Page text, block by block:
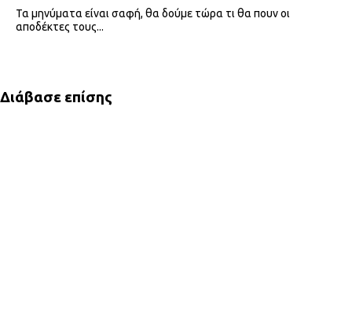
Τα μηνύματα είναι σαφή, θα δούμε τώρα τι θα πουν οι
αποδέκτες τους...
Διάβασε επίσης